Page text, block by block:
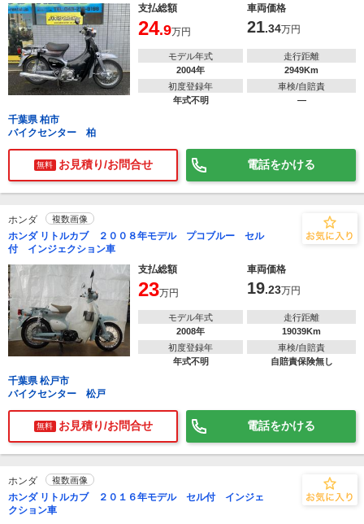
支払総額 車両価格
24.9万円 21.34万円
モデル年式
2004年
走行距離
2949Km
初度登録年
年式不明
車検/自賠責
―
千葉県 柏市
バイクセンター 柏
無料 お見積り/お問合せ 電話をかける
ホンダ 複数画像
ホンダ リトルカブ ２００８年モデル プコブルー セル
付 インジェクション車
支払総額
車両価格
23万円 19.23万円
モデル年式
2008年
走行距離
19039Km
初度登録年
年式不明
車検/自賠責
自賠責保険無し
千葉県 松戸市
バイクセンター 松戸
無料 お見積り/お問合せ 電話をかける
ホンダ 複数画像
ホンダ リトルカブ ２０１６年モデル セル付 インジェ
クション車